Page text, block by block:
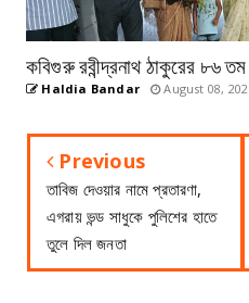
কবিগুরু রবীন্দ্রনাথ ঠাকুরের ৮৬
Haldia Bandar August 08,
Previous
তাবিজ দেওয়ার নামে প্রতারণা,
এগরায় ভন্ড সাধুকে পুলিশের হাতে
তুলে দিল জনতা